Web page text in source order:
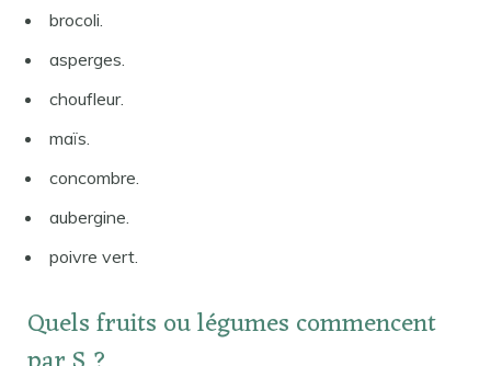
brocoli.
asperges.
choufleur.
maïs.
concombre.
aubergine.
poivre vert.
Quels fruits ou légumes commencent